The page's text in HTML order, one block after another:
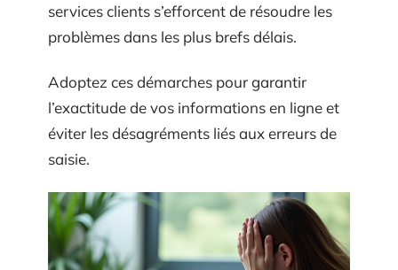
services clients s’efforcent de résoudre les
problèmes dans les plus brefs délais.
Adoptez ces démarches pour garantir
l’exactitude de vos informations en ligne et
éviter les désagréments liés aux erreurs de
saisie.